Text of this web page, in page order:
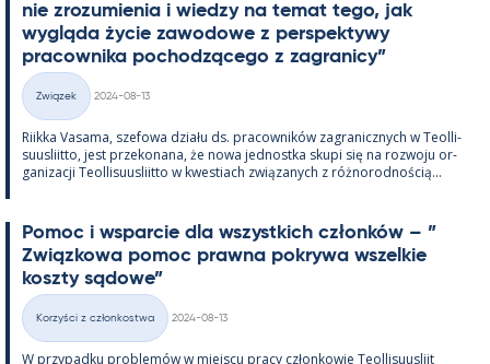
nie zrozu­mie­nia i wiedzy na te­mat tego, jak
wygląda życie zawo­dowe z pers­pek­tywy
pracow­nika poc­hodzącego z za­gra­nicy”
Kategorie
Związek
2024-08-13
Riikka Va­sama, sze­fowa działu ds. pracow­ników za­gra­nicz­nych w Teol­li­
suus­liitto, jest prze­ko­nana, że nowa jed­nostka skupi się na rozwoju or­
ga­nizacji Teol­li­suus­liitto w kwes­tiach związa­nych z róż­no­rod­nością...
Po­moc i ws­parcie dla wszyst­kich członków – ”
Związ­kowa po­moc prawna pok­rywa wszel­kie
koszty są­dowe”
Kategorie
Korzyści z członkostwa
2024-08-13
W przy­padku problemów w miejscu pracy człon­kowie Teol­li­suus­liit